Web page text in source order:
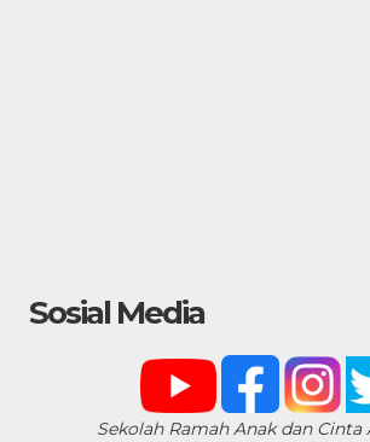
Sosial Media
Sekolah Ramah Anak dan Cinta